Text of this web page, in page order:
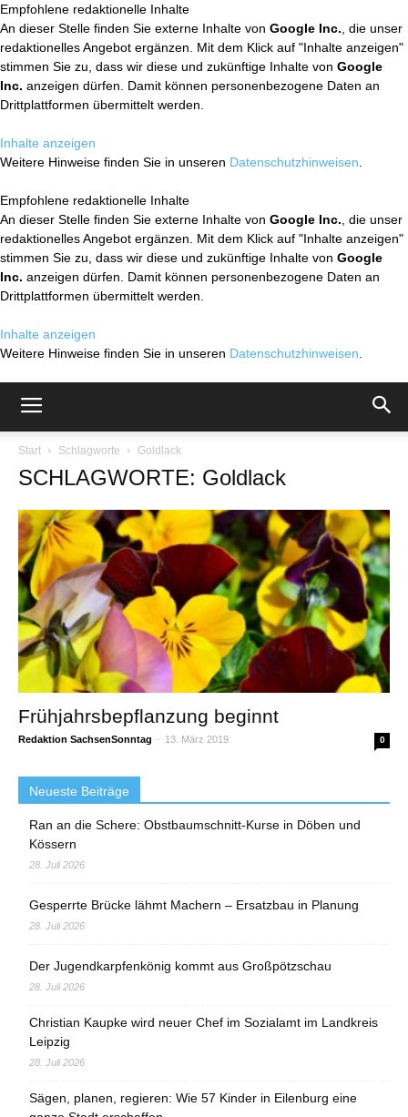
Empfohlene redaktionelle Inhalte
An dieser Stelle finden Sie externe Inhalte von Google Inc. , die unser
redaktionelles Angebot ergänzen. Mit dem Klick auf "Inhalte anzeigen"
stimmen Sie zu, dass wir diese und zukünftige Inhalte von Google
Inc. anzeigen dürfen. Damit können personenbezogene Daten an
Drittplattformen übermittelt werden.
Inhalte anzeigen
Weitere Hinweise finden Sie in unseren Datenschutzhinweisen
Empfohlene redaktionelle Inhalte
An dieser Stelle finden Sie externe Inhalte von Google Inc. , die unser
redaktionelles Angebot ergänzen. Mit dem Klick auf "Inhalte anzeigen"
stimmen Sie zu, dass wir diese und zukünftige Inhalte von Google
Inc. anzeigen dürfen. Damit können personenbezogene Daten an
Drittplattformen übermittelt werden.
Inhalte anzeigen
Weitere Hinweise finden Sie in unseren Datenschutzhinweisen
Start Schlagworte Goldlack
SCHLAGWORTE: Goldlack
Frühjahrsbepflanzung beginnt
Redaktion SachsenSonntag - 13. März 2019 0
Neueste Beiträge
Ran an die Schere: Obstbaumschnitt-Kurse in Döben und
Kössern
28. Juli 2026
Gesperrte Brücke lähmt Machern – Ersatzbau in Planung
28. Juli 2026
Der Jugendkarpfenkönig kommt aus Großpötzschau
28. Juli 2026
Christian Kaupke wird neuer Chef im Sozialamt im Landkreis
Leipzig
28. Juli 2026
Sägen, planen, regieren: Wie 57 Kinder in Eilenburg eine